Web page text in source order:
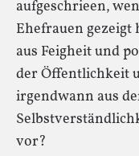
aufgeschrieen,
Ehefrauen gezeigt
aus Feigheit und
der Öffentlichkeit
irgendwann aus
vor?